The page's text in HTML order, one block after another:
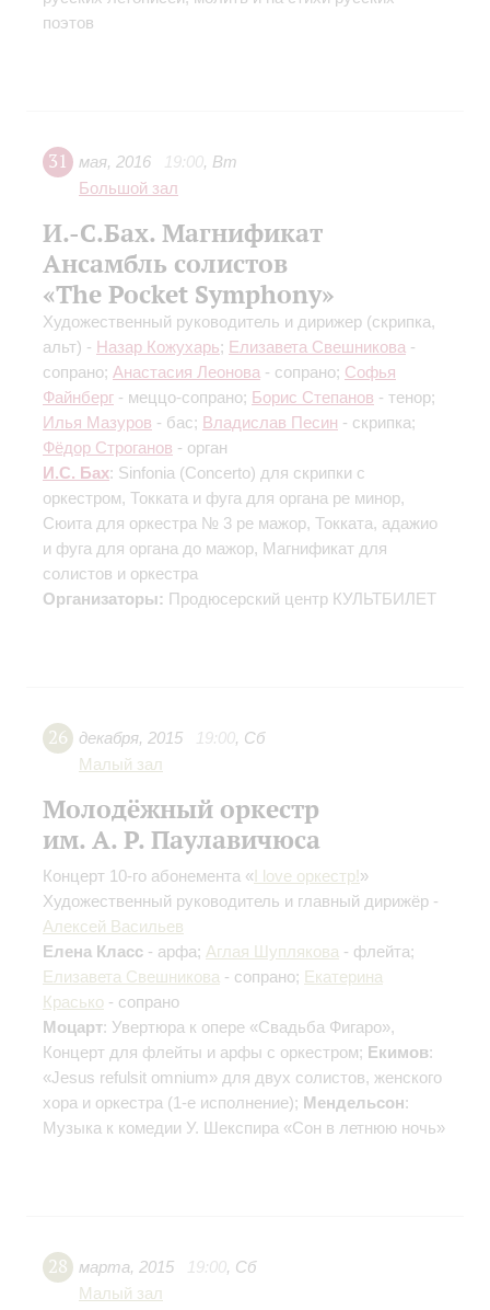
поэтов
31 мая, 2016 19:00, Вт
Большой зал
И.-С.Бах. Магнификат
Ансамбль солистов
«The Pocket Symphony»
Художественный руководитель и дирижер (скрипка,
альт) - Назар Кожухарь; Елизавета Свешникова -
сопрано; Анастасия Леонова - сопрано; Софья
Файнберг - меццо-сопрано; Борис Степанов - тенор;
Илья Мазуров - бас; Владислав Песин - скрипка;
Фёдор Строганов - орган
И.С. Бах: Sinfonia (Concerto) для скрипки с
оркестром, Токката и фуга для органа ре минор,
Сюита для оркестра № 3 ре мажор, Токката, адажио
и фуга для органа до мажор, Магнификат для
солистов и оркестра
Организаторы: Продюсерский центр КУЛЬТБИЛЕТ
26 декабря, 2015 19:00, Сб
Малый зал
Молодёжный оркестр
им. А. Р. Паулавичюса
Концерт 10-го абонемента «I love оркестр!»
Художественный руководитель и главный дирижёр -
Алексей Васильев
Елена Класс - арфа; Аглая Шуплякова - флейта;
Елизавета Свешникова - сопрано; Екатерина
Красько - сопрано
Моцарт: Увертюра к опере «Свадьба Фигаро»,
Концерт для флейты и арфы с оркестром; Екимов:
«Jesus refulsit omnium» для двух солистов, женского
хора и оркестра (1-е исполнение); Мендельсон:
Музыка к комедии У. Шекспира «Сон в летнюю ночь»
28 марта, 2015 19:00, Сб
Малый зал